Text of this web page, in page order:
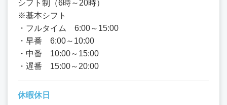
シフト制（6時～20時）
※基本シフト
・フルタイム 6:00～15:00
・早番 6:00～10:00
・中番 10:00～15:00
・遅番 15:00～20:00
休暇休日